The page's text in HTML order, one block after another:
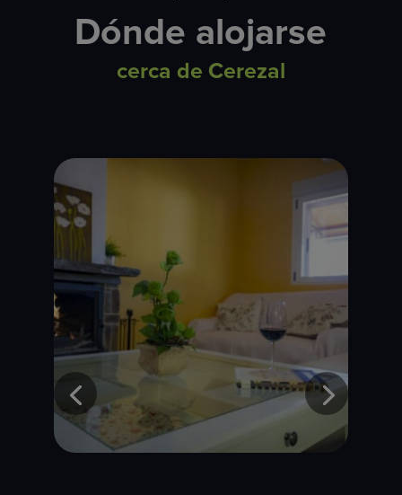
Dónde alojarse
cerca de Cerezal